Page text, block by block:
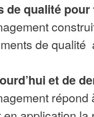
de qualité
de qualité
et de
répond